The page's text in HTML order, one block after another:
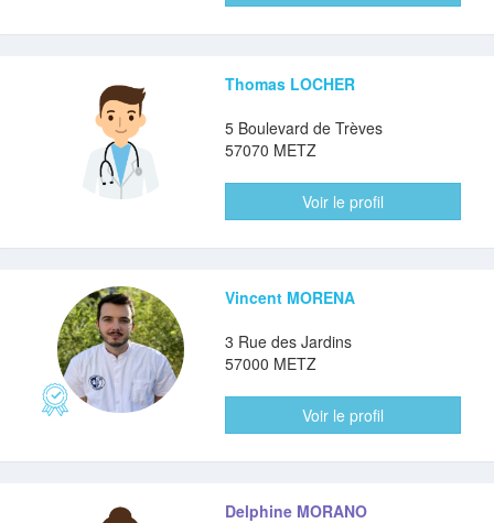
Thomas LOCHER
5 Boulevard de Trèves
57070 METZ
Voir le profil
Vincent MORENA
3 Rue des Jardins
57000 METZ
Voir le profil
Delphine MORANO